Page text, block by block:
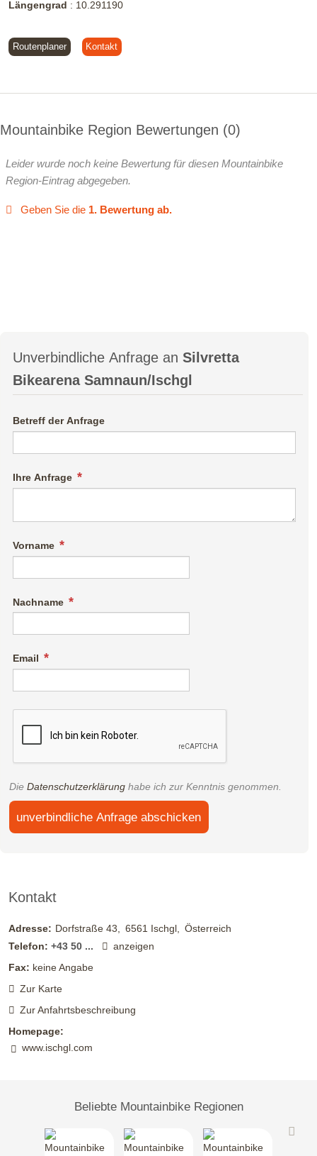
Längengrad : 10.291190
Routenplaner Kontakt
Mountainbike Region Bewertungen 0
Leider wurde noch keine Bewertung für diesen Mountainbike
Region-Eintrag abgegeben.
Geben Sie die 1. Bewertung ab.
Unverbindliche Anfrage an Silvretta
Bikearena Samnaun/Ischgl
Betreff der Anfrage
Ihre Anfrage
Vorname
Nachname
Email
Die Datenschutzerklärung habe ich zur Kenntnis genommen.
unverbindliche Anfrage abschicken
Kontakt
Adresse: Dorfstraße 43 6561 Ischgl
Österreich
Telefon: +43 50 ...
anzeigen
Fax: keine Angabe
Zur Karte
Zur Anfahrtsbeschreibung
Homepage:
www.ischgl.com
Beliebte Mountainbike Regionen